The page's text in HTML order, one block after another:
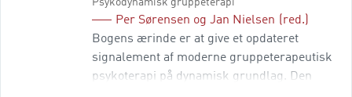
Psykodynamisk gruppeterapi
Per Sørensen og Jan Nielsen
(red.)
Bogens ærinde er at give et opdateret
signalement af moderne gruppeterapeutisk
psykoterapi på dynamisk grundlag. Den